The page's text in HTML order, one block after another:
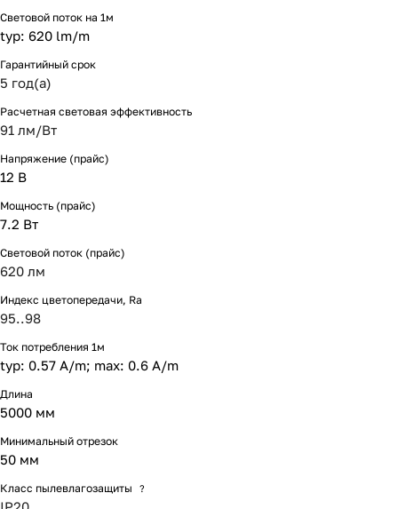
Световой поток на 1м
typ: 620 lm/m
Гарантийный срок
5 год(а)
Расчетная световая эффективность
91 лм/Вт
Напряжение (прайс)
12 В
Мощность (прайс)
7.2 Вт
Световой поток (прайс)
620 лм
Индекс цветопередачи, Ra
95..98
Ток потребления 1м
typ: 0.57 A/m; max: 0.6 A/m
Длина
5000 мм
Минимальный отрезок
50 мм
Класс пылевлагозащиты ?